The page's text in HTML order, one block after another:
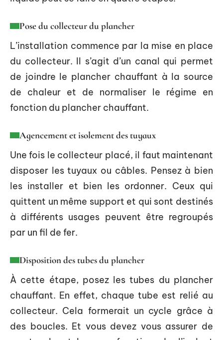
Pose du collecteur du plancher
L’installation commence par la mise en place
du collecteur. Il s’agit d’un canal qui permet
de joindre le plancher chauffant à la source
de chaleur et de normaliser le régime en
fonction du plancher chauffant.
Agencement et isolement des tuyaux
Une fois le collecteur placé, il faut maintenant
disposer les tuyaux ou câbles. Pensez à bien
les installer et bien les ordonner. Ceux qui
quittent un même support et qui sont destinés
à différents usages peuvent être regroupés
par un fil de fer.
Disposition des tubes du plancher
À cette étape, posez les tubes du plancher
chauffant. En effet, chaque tube est relié au
collecteur. Cela formerait un cycle grâce à
des boucles. Et vous devez vous assurer de